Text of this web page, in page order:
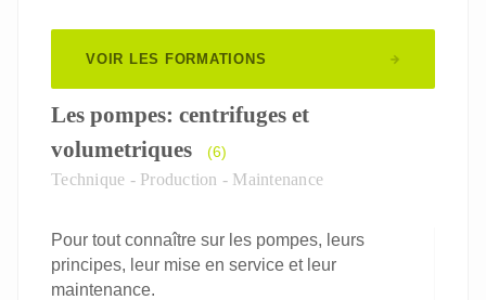
VOIR LES FORMATIONS
Les pompes: centrifuges et
volumetriques
(6)
Technique - Production - Maintenance
Pour tout connaître sur les pompes, leurs
principes, leur mise en service et leur
maintenance.